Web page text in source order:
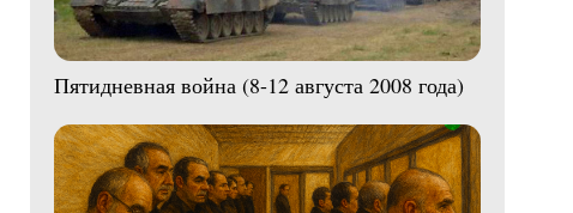
Пятидневная война (8-12 августа 2008 года)